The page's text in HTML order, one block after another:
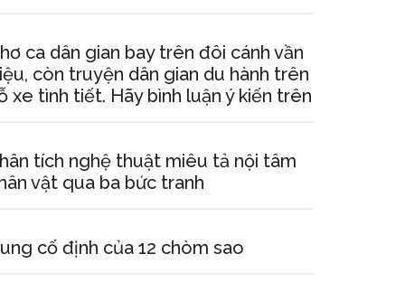
ca dân gian bay trên đôi cánh vần
còn truyện dân gian du hành trên
xe tình tiết. Hãy bình luận ý kiến trên
tích nghệ thuật miêu tả nội tâm
vật qua ba bức tranh
cố định của 12 chòm sao